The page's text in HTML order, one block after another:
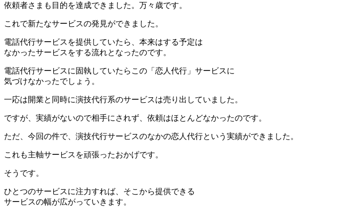
依頼者さまも目的を達成できました。万々歳です。
これで新たなサービスの発見ができました。
電話代行サービスを提供していたら、本来はする予定は
なかったサービスをする流れとなったのです。
電話代行サービスに固執していたらこの「恋人代行」サービスに
気づけなかったでしょう。
一応は開業と同時に演技代行系のサービスは売り出していました。
ですが、実績がないので相手にされず、依頼はほとんどなかったのです。
ただ、今回の件で、演技代行サービスのなかの恋人代行という実績ができました。
これも主軸サービスを頑張ったおかげです。
そうです。
ひとつのサービスに注力すれば、そこから提供できる
サービスの幅が広がっていきます。